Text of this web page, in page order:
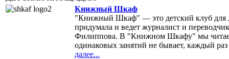
Книжный Шкаф
"Книжный Шкаф" — это детский клуб для
придумала и ведет журналист и
Филиппова. В "Книжном Шкафу" мы
одинаковых занятий не бывает, каждый
далее...